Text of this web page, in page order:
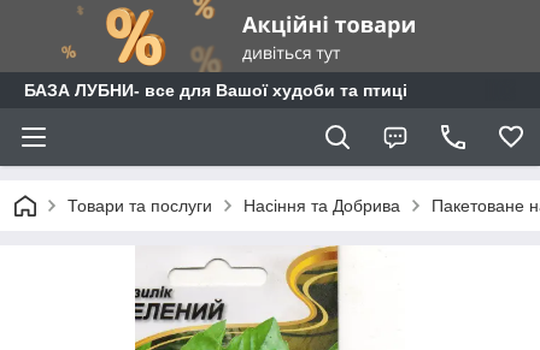
БАЗА ЛУБНИ- все для Вашої худоби та птиці
Товари та послуги Насіння та Добрива Пакетоване